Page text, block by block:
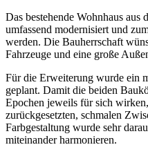
Das bestehende Wohnhaus aus
umfassend modernisiert und
werden. Die Bauherrschaft
Fahrzeuge und eine große
Für die Erweiterung wurde ein
geplant. Damit die beiden
Epochen jeweils für sich
zurückgesetzten, schmalen
Farbgestaltung wurde sehr
miteinander harmonieren.